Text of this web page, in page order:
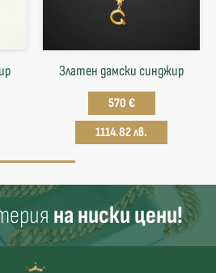
Златен дамски синджир
570 €
1114.82 лв.
на ниски цени!